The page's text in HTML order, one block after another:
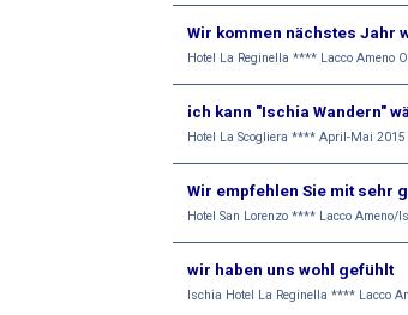
Wir kommen nächstes Jahr
Hotel La Reginella **** Lacco Ameno
ich kann "Ischia Wandern"
Hotel La Scogliera **** April-Mai 2015
Wir empfehlen Sie mit sehr
Hotel San Lorenzo **** Lacco
wir haben uns wohl gefühlt
Ischia Hotel La Reginella **** Lacco